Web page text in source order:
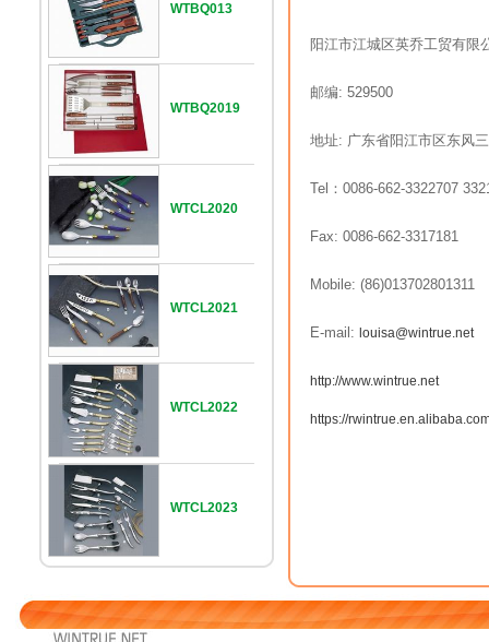
WTBQ013
WTBQ2019
WTCL2020
WTCL2021
WTCL2022
WTCL2023
阳江市江城区英乔工贸有限
邮编: 529500
地址: 广东省阳江市区东风
Tel：0086-662-3322707
Fax: 0086-662-3317181
Mobile: (86)013702801311
E-mail: louisa@wintrue.net
http://www.wintrue.net
https://